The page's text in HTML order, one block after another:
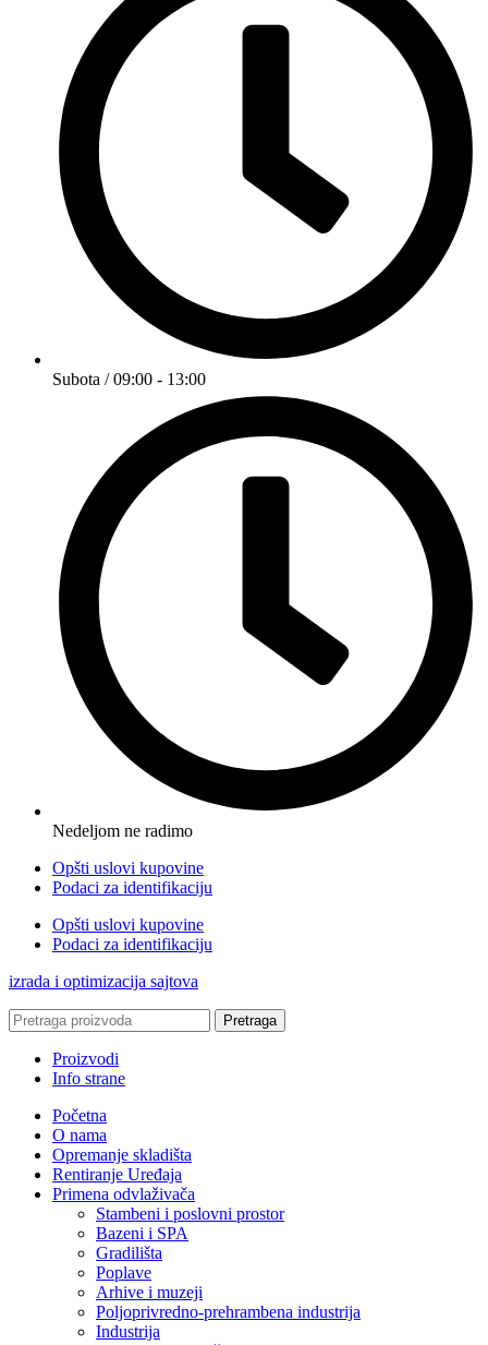
Subota / 09:00 - 13:00
Nedeljom ne radimo
Opšti uslovi kupovine
Podaci za identifikaciju
Opšti uslovi kupovine
Podaci za identifikaciju
izrada i optimizacija sajtova
Pretraga
Proizvodi
Info strane
Početna
O nama
Opremanje skladišta
Rentiranje Uređaja
Primena odvlaživača
Stambeni i poslovni prostor
Bazeni i SPA
Gradilišta
Poplave
Arhive i muzeji
Poljoprivredno-prehrambena industrija
Industrija